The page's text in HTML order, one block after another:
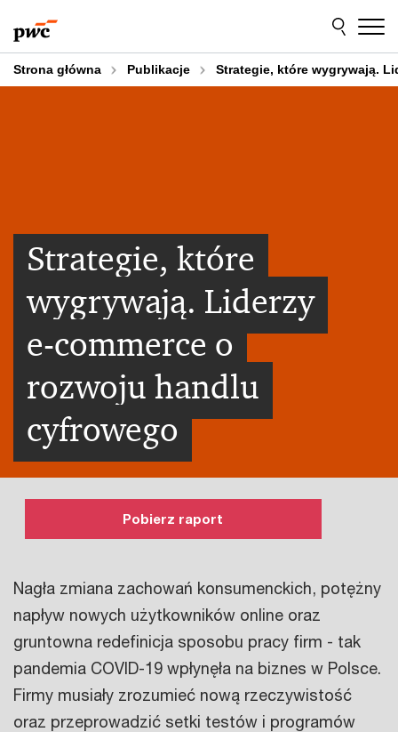
do
treści
do
stopki
Strona główna Publikacje Strategie, które wygrywają.
Strategie, które
wygrywają. Liderzy
e-commerce o
rozwoju handlu
cyfrowego
Pobierz raport
Nagła zmiana zachowań konsumenckich, potężny
napływ nowych użytkowników online oraz
gruntowna redefinicja sposobu pracy firm - tak
pandemia COVID-19 wpłynęła na biznes w Polsce.
Firmy musiały zrozumieć nową rzeczywistość
oraz przeprowadzić setki testów i programów